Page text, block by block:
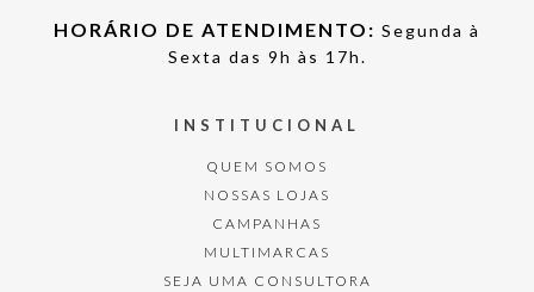
HORÁRIO DE ATENDIMENTO: Segunda à
Sexta das 9h às 17h.
INSTITUCIONAL
QUEM SOMOS
NOSSAS LOJAS
CAMPANHAS
MULTIMARCAS
SEJA UMA CONSULTORA